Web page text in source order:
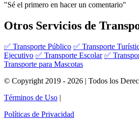
"Sé el primero en hacer un comentario"
Otros Servicios de
✅ Transporte Público ✅ Transporte
Ejecutivo ✅ Transporte Escolar ✅
Transporte para Mascotas
© Copyright 2019 - 2026 | Todos los
Términos de Uso |
Políticas de Privacidad